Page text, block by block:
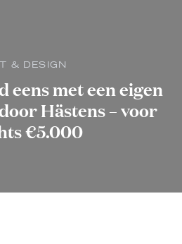
& DESIGN
eens met een eigen
Hästens – voor
€5.000